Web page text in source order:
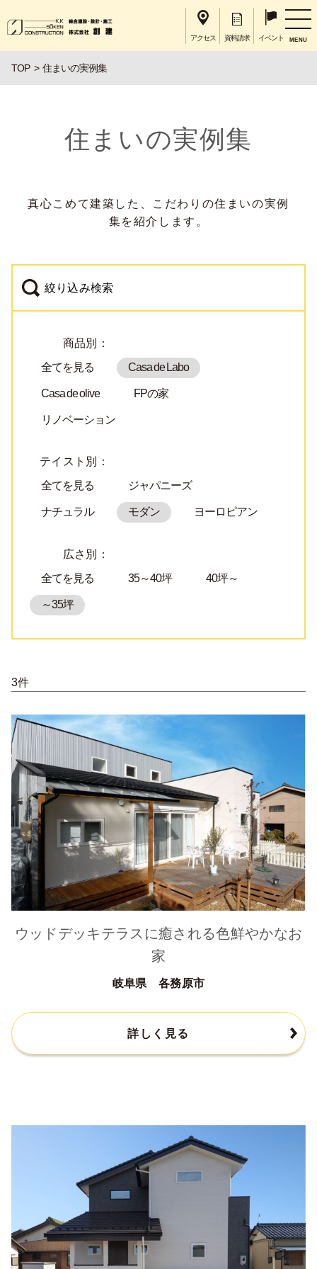
アクセス 資料請求 イベント MENU
TOP 住まいの実例集
住まいの実例集
真心こめて建築した、こだわりの住まいの実例
集を紹介します。
絞り込み検索
商品別：
全てを見る
Casa de Labo
Casa de olive FPの家
リノベーション
テイスト別：
全てを見る
ジャパニーズ
ナチュラル モダン ヨーロピアン
広さ別：
全てを見る
35～40坪 40坪～
～35坪
3件
ウッドデッキテラスに癒される色鮮やかなお
家
岐阜県 各務原市
詳しく見る